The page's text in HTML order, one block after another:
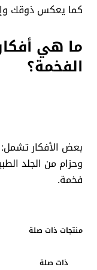
كما يعكس ذوقك
ما هي
الفخمة؟
بعض الأفكار
وحزام من الجلد
فخمة.
منتجات ذات صلة
ذات صلة